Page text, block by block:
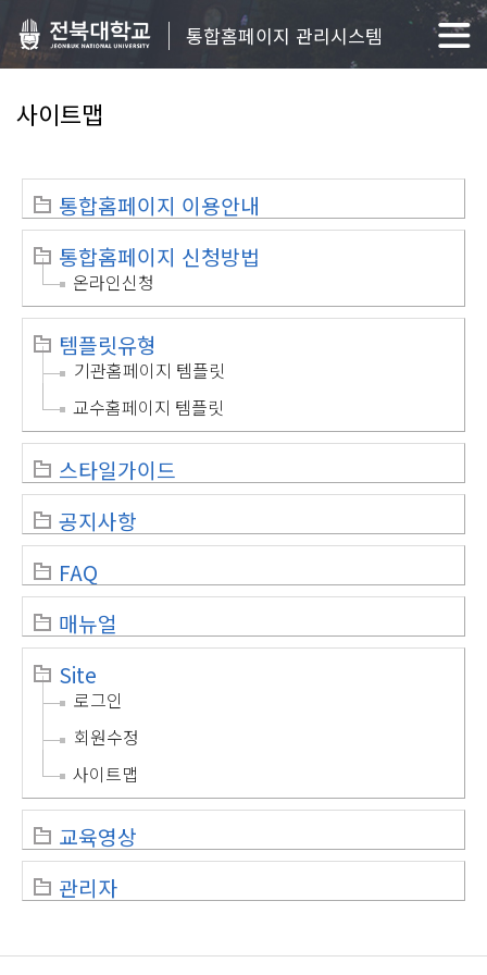
통합홈페이지 관리시스템
사이트맵
통합홈페이지 이용안내
통합홈페이지 신청방법
온라인신청
템플릿유형
기관홈페이지 템플릿
교수홈페이지 템플릿
스타일가이드
공지사항
FAQ
매뉴얼
Site
로그인
회원수정
사이트맵
교육영상
관리자